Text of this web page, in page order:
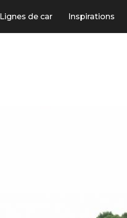
Lignes de car Inspirations